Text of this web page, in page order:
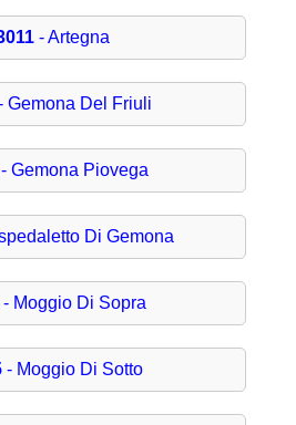
- Artegna
Gemona Del Friuli
Gemona Piovega
Di Gemona
Moggio Di Sopra
- Moggio Di Sotto